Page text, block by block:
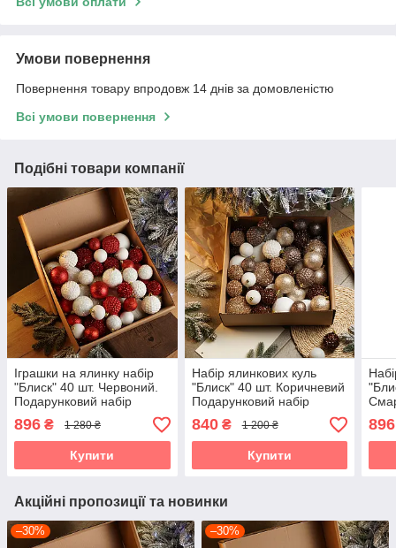
Умови повернення
Повернення товару впродовж 14 днів за домовленістю
Всі умови повернення
Подібні товари компанії
Іграшки на ялинку набір
"Блиск" 40 шт. Червоний.
Подарунковий набір
ялинкових кульок Кульки
на ялинку
896 ₴ 1 280 ₴
Купити
Набір ялинкових куль
"Блиск" 40 шт. Коричневий
Подарунковий набір
новорічних кульок Кульки
на ялинку
840₴ 1 200 ₴
Купити
на
896
Акційні пропозиції та новинки
–30% –30%